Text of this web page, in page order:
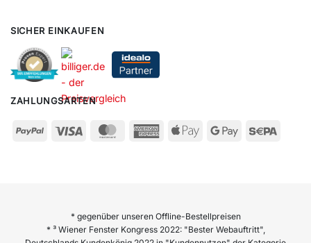
SICHER EINKAUFEN
ZAHLUNGSARTEN
* gegenüber unseren Offline-Bestellpreisen
* ³ Wiener Fenster Kongress 2022: "Bester Webauftritt",